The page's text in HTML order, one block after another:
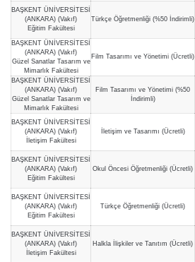
BAŞKENT ÜNİVERSİTESİ
(ANKARA) (Vakıf)
Eğitim Fakültesi
Türkçe Öğretmenliği (%50 İndirimli)
BAŞKENT ÜNİVERSİTESİ
(ANKARA) (Vakıf)
Güzel Sanatlar Tasarım ve
Mimarlık Fakültesi
Film Tasarımı ve Yönetimi (Ücretli)
BAŞKENT ÜNİVERSİTESİ
(ANKARA) (Vakıf)
Güzel Sanatlar Tasarım ve
Mimarlık Fakültesi
Film Tasarımı ve Yönetimi (%50
İndirimli)
BAŞKENT ÜNİVERSİTESİ
(ANKARA) (Vakıf)
İletişim Fakültesi
İletişim ve Tasarımı (Ücretli)
BAŞKENT ÜNİVERSİTESİ
(ANKARA) (Vakıf)
Eğitim Fakültesi
Okul Öncesi Öğretmenliği (Ücretli)
BAŞKENT ÜNİVERSİTESİ
(ANKARA) (Vakıf)
Eğitim Fakültesi
Türkçe Öğretmenliği (Ücretli)
BAŞKENT ÜNİVERSİTESİ
(ANKARA) (Vakıf)
İletişim Fakültesi
Halkla İlişkiler ve Tanıtım (Ücretli)